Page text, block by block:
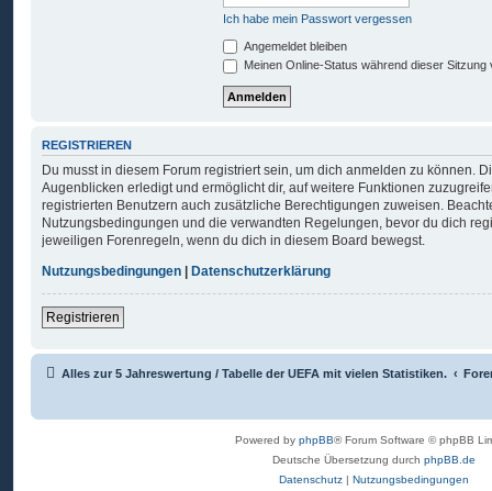
Ich habe mein Passwort vergessen
Angemeldet bleiben
Meinen Online-Status während dieser Sitzung
REGISTRIEREN
Du musst in diesem Forum registriert sein, um dich anmelden zu können.
Augenblicken erledigt und ermöglicht dir, auf weitere Funktionen
registrierten Benutzern auch zusätzliche Berechtigungen zuweisen.
Nutzungsbedingungen und die verwandten Regelungen, bevor du dich
jeweiligen Forenregeln, wenn du dich in diesem Board bewegst.
Nutzungsbedingungen
Datenschutzerklärung
Registrieren
Alles zur 5 Jahreswertung / Tabelle der UEFA mit vielen Statistiken.
Powered by phpBB® Forum Software © phpBB
Deutsche Übersetzung durch phpBB.de
Datenschutz | Nutzungsbedingungen